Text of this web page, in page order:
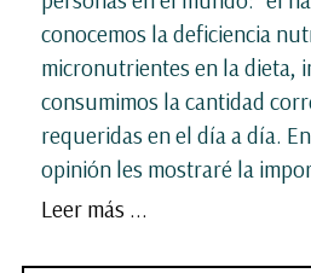
conocemos la deficiencia
micronutrientes en la dieta,
consumimos la cantidad
requeridas en el día a día.
opinión les mostraré la
Leer más ...